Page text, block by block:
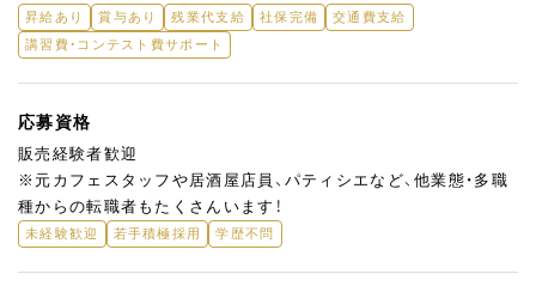
昇給あり 賞与あり 残業代支給 社保完備
交通費支給
講習費・コンテスト費サポート
応募資格
販売経験者歓迎
※元カフェスタッフや居酒屋店員、パティシエなど、他業態・多職
種からの転職者もたくさんいます！
未経験歓迎 若手積極採用 学歴不問